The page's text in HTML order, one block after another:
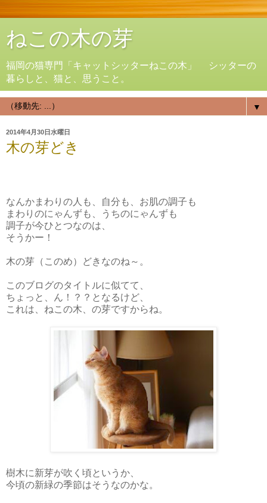
ねこの木の芽
福岡の猫専門「キャットシッターねこの木」 シッターの
暮らしと、猫と、思うこと。
▼
2014年4月30日水曜日
木の芽どき
なんかまわりの人も、自分も、お肌の調子も
まわりのにゃんずも、うちのにゃんずも
調子が今ひとつなのは、
そうかー！
木の芽（このめ）どきなのね～。
このブログのタイトルに似てて、
ちょっと、ん！？？となるけど、
これは、ねこの木、の芽ですからね。
樹木に新芽が吹く頃というか、
今頃の新緑の季節はそうなのかな。